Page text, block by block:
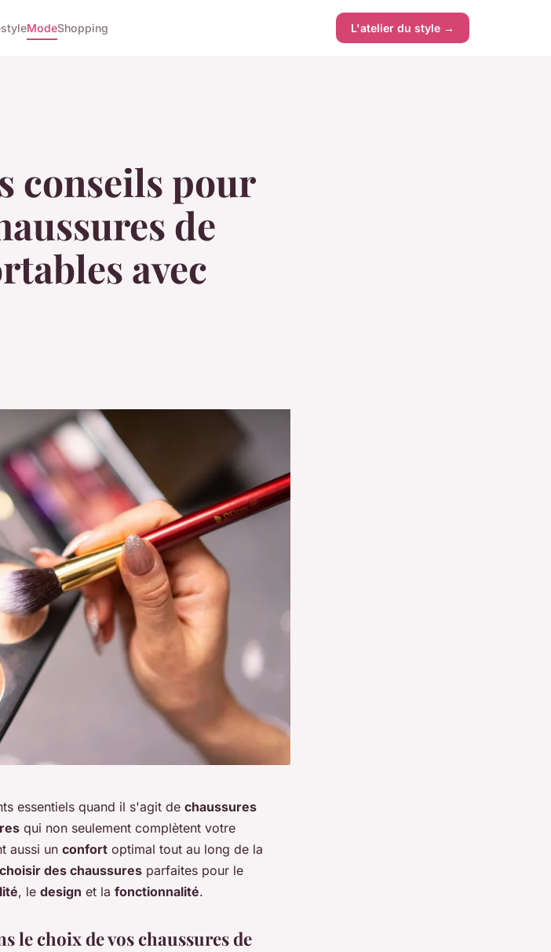
ModeShopping L'atelier du style →
conseils pour
de
avec
essentiels quand il s'agit de chaussures
qui non seulement complètent votre
aussi un confort optimal tout au long de la
choisir des chaussures parfaites pour le
, le design et la fonctionnalité.
le choix de vos chaussures de